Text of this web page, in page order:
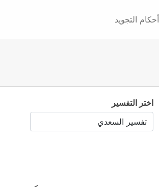
أحكام التجويد
اختر التفسير